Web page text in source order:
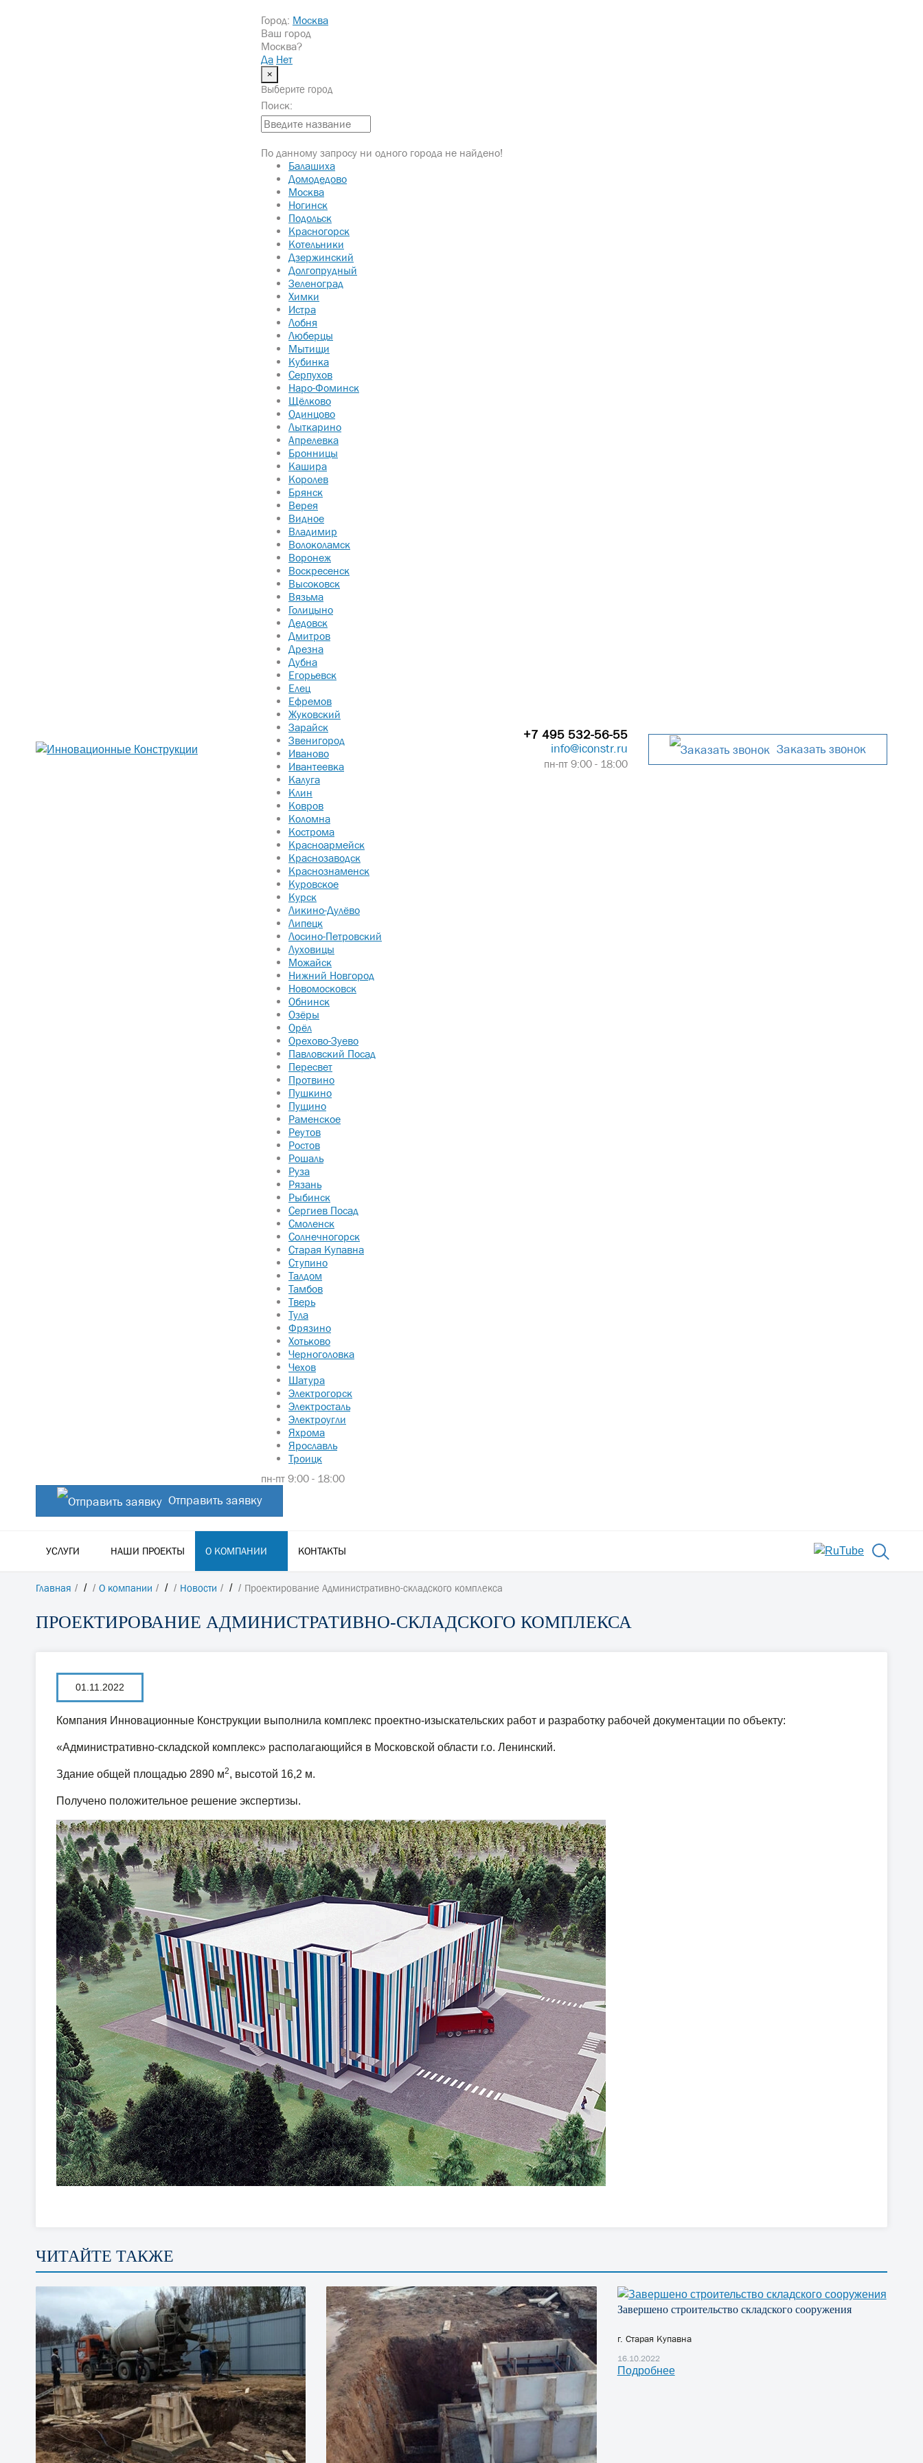
Город: Москва
Ваш город
Москва?
Да Нет
×
Выберите город
Поиск:
По данному запросу ни одного города не найдено!
Балашиха
Домодедово
Москва
Ногинск
Подольск
Красногорск
Котельники
Дзержинский
Долгопрудный
Зеленоград
Химки
Истра
Лобня
Люберцы
Мытищи
Кубинка
Серпухов
Наро-Фоминск
Щёлково
Одинцово
Лыткарино
Апрелевка
Бронницы
Кашира
Королев
Брянск
Верея
Видное
Владимир
Волоколамск
Воронеж
Воскресенск
Высоковск
Вязьма
Голицыно
Дедовск
Дмитров
Дрезна
Дубна
Егорьевск
Елец
Ефремов
Жуковский
Зарайск
Звенигород
Иваново
Ивантеевка
Калуга
Клин
Ковров
Коломна
Кострома
Красноармейск
Краснозаводск
Краснознаменск
Куровское
Курск
Ликино-Дулёво
Липецк
Лосино-Петровский
Луховицы
Можайск
Нижний Новгород
Новомосковск
Обнинск
Озёры
Орёл
Орехово-Зуево
Павловский Посад
Пересвет
Протвино
Пушкино
Пущино
Раменское
Реутов
Ростов
Рошаль
Руза
Рязань
Рыбинск
Сергиев Посад
Смоленск
Солнечногорск
Старая Купавна
Ступино
Талдом
Тамбов
Тверь
Тула
Фрязино
Хотьково
Черноголовка
Чехов
Шатура
Электрогорск
Электросталь
Электроугли
Яхрома
Ярославль
Троицк
пн-пт 9:00 - 18:00
+7 495 532-56-55
info@iconstr.ru
пн-пт 9:00 - 18:00
Заказать звонок
Отправить заявку
УСЛУГИ НАШИ ПРОЕКТЫ О КОМПАНИИ КОНТАКТЫ
Главная / О компании / Новости / Проектирование Административно-складского комплекса
ПРОЕКТИРОВАНИЕ АДМИНИСТРАТИВНО-СКЛАДСКОГО КОМПЛЕКСА
01.11.2022
Компания Инновационные Конструкции выполнила комплекс проектно-изыскательских работ и разработку рабочей документации по объекту:
«Административно-складской комплекс» располагающийся в Московской области г.о. Ленинский.
Здание общей площадью 2890 м2, высотой 16,2 м.
Получено положительное решение экспертизы.
ЧИТАЙТЕ ТАКЖЕ
Завершено строительство складского сооружения
г. Старая Купавна
16.10.2022
Подробнее